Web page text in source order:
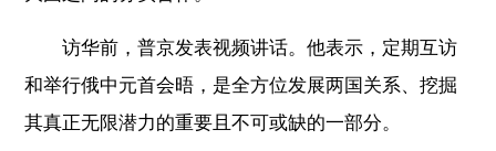
访华前，普京发表视频讲话。他表示，定期互访
和举行俄中元首会晤，是全方位发展两国关系、挖掘
其真正无限潜力的重要且不可或缺的一部分。